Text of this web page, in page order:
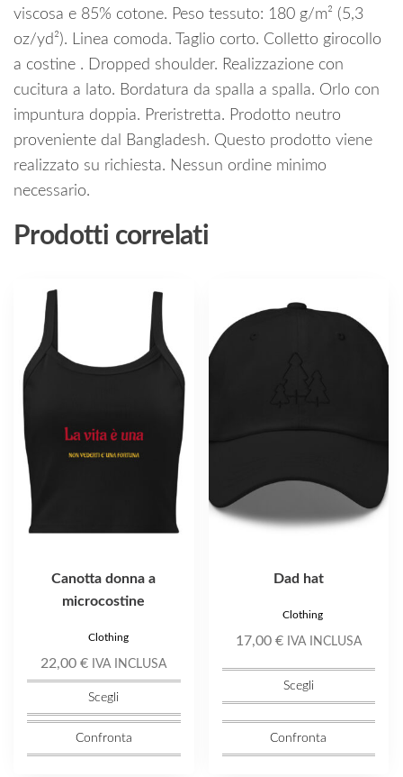
viscosa e 85% cotone. Peso tessuto: 180 g/m² (5,3
oz/yd²). Linea comoda. Taglio corto. Colletto girocollo
a costine . Dropped shoulder. Realizzazione con
cucitura a lato. Bordatura da spalla a spalla. Orlo con
impuntura doppia. Preristretta. Prodotto neutro
proveniente dal Bangladesh. Questo prodotto viene
realizzato su richiesta. Nessun ordine minimo
necessario.
Prodotti correlati
Canotta donna a
microcostine
Clothing
22,00€ IVA INCLUSA
Scegli
Questo
prodotto
varianti.
opzioni
possono
essere
scelte
nella
pagina
Confronta
Dad hat
Clothing
17,00 € IVA INCLUSA
Scegli
prodotto
più
nella
pagina
Confronta